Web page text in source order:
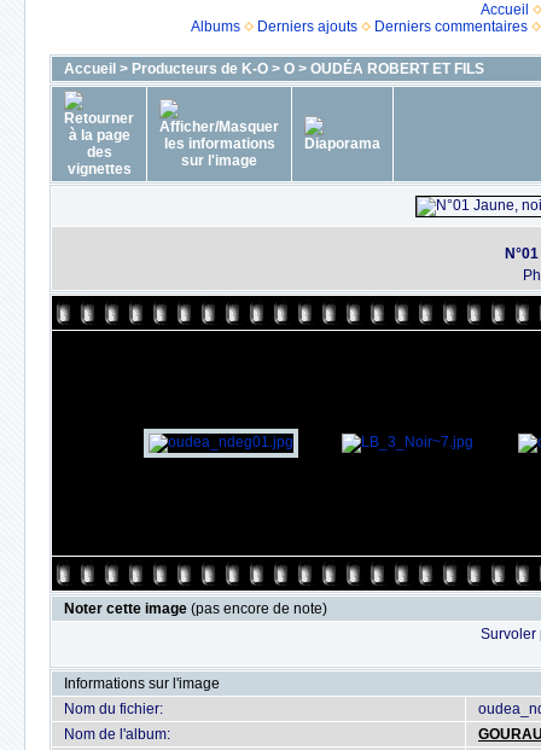
Accueil
Albums
Derniers ajouts Derniers commentaires
Accueil > Producteurs de K-O > O > OUDÉA ROBERT ET FILS
Noter cette image (pas encore de note)
Survoler
Informations sur l'image
Nom du fichier:
Nom de l'album: